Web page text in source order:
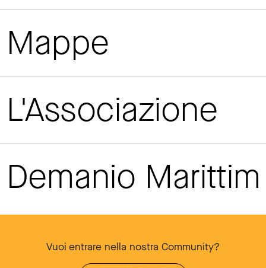
Mappe
L'Associazione
Demanio
Vuoi entrare nella nostra Community?